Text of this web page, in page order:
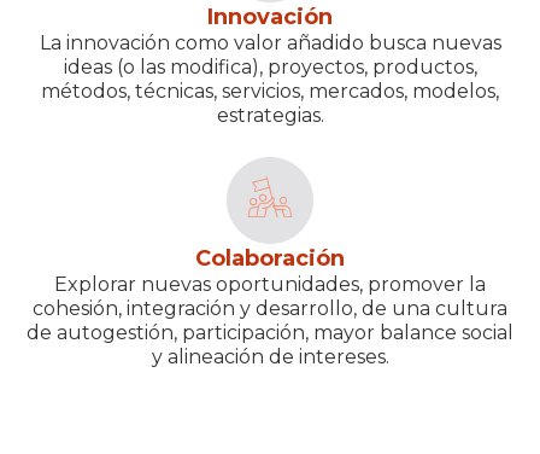
Innovación
La innovación como valor añadido busca nuevas
ideas (o las modifica), proyectos, productos,
métodos, técnicas, servicios, mercados, modelos,
estrategias.
Colaboración
Explorar nuevas oportunidades, promover la
cohesión, integración y desarrollo, de una cultura
de autogestión, participación, mayor balance social
y alineación de intereses.